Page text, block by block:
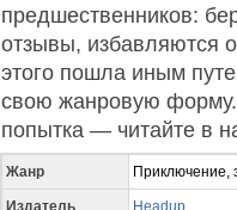
предшественников:
отзывы, избавляются
этого пошла иным
свою жанровую
попытка — читайте в
Жанр Приключение,
Издатель Headup